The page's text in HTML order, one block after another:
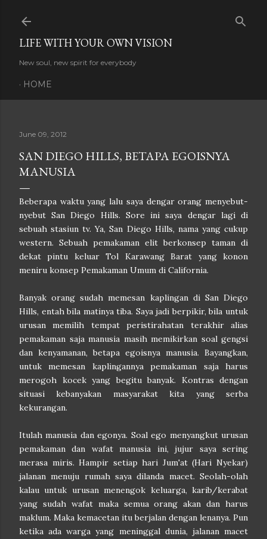
LIFE WITH YOUR OWN VISION
New soul, new spirit for everybody
HOME
June 09, 2012
SAN DIEGO HILLS, BETAPA EGOISNYA
MANUSIA
Beberapa waktu yang lalu saya dengar orang menyebut-
nyebut San Diego Hills. Sore ini saya dengar lagi di
sebuah stasiun tv. Ya, San Diego Hills, nama yang cukup
western. Sebuah pemakaman elit berkonsep taman di
dekat pintu keluar Tol Karawang Barat yang konon
meniru konsep Pemakaman Umum di California.
Banyak orang sudah memesan kaplingan di San Diego
Hills, entah bila matinya tiba. Saya jadi berpikir, bila untuk
urusan memilih tempat peristirahatan terakhir alias
pemakaman saja manusia masih memikirkan soal gengsi
dan kenyamanan, betapa egoisnya manusia. Bayangkan,
untuk memesan kaplingannya pemakaman saja harus
merogoh kocek yang begitu banyak. Kontras dengan
situasi kebanyakan masyarakat kita yang serba
kekurangan.
Itulah manusia dan egonya. Soal ego menyangkut urusan
pemakaman dan wafat manusia ini, jujur saya sering
merasa miris. Hampir setiap hari Jum'at (Hari Nyekar)
jalanan menuju rumah saya dilanda macet. Seolah-olah
kalau untuk urusan menengok keluarga, karib/kerabat
yang sudah wafat maka semua orang akan dan harus
maklum. Maka kemacetan itu berjalan dengan lenanya. Pun
ketika ada warga yang meninggal dunia, jalanan macet